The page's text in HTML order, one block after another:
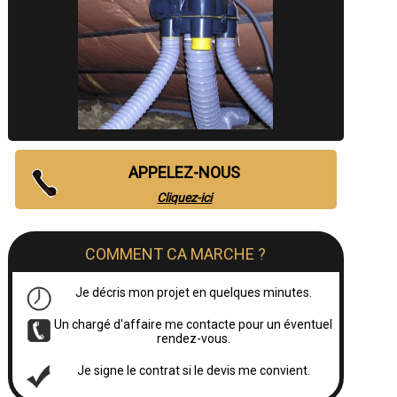
APPELEZ-NOUS
Cliquez-ici
COMMENT CA MARCHE ?
Je décris mon projet en quelques minutes.
Un chargé d'affaire me contacte pour un éventuel
rendez-vous.
Je signe le contrat si le devis me convient.